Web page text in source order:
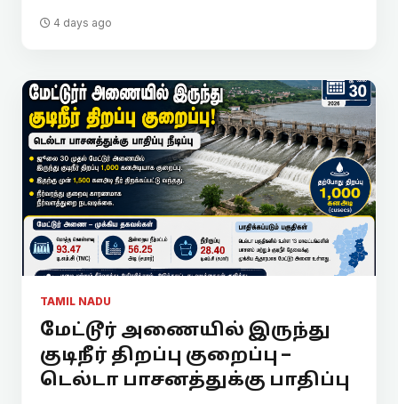
4 days ago
TAMIL NADU
மேட்டூர் அணையில் இருந்து
குடிநீர் திறப்பு குறைப்பு –
டெல்டா பாசனத்துக்கு பாதிப்பு